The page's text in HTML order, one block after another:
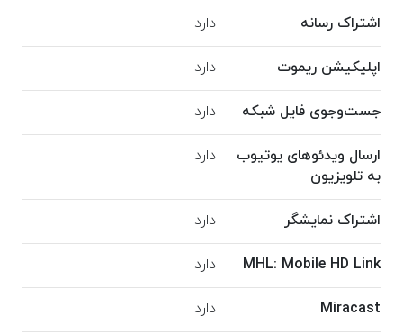
اشتراک رسانه دارد
اپلیکیشن ریموت دارد
جست‌وجوی فایل شبکه دارد
ارسال ویدئوهای یوتیوب
به تلویزیون
دارد
اشتراک نمایشگر دارد
MHL: Mobile HD Link دارد
Miracast دارد